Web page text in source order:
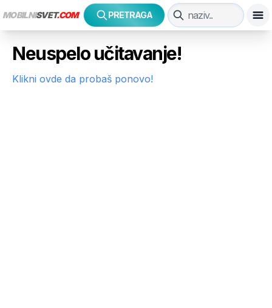
MOBILNISVET.COM PRETRAGA
Neuspelo učitavanje!
Klikni ovde da probaš ponovo!